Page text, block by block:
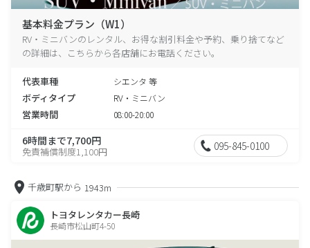
基本料金プラン（W1）
RV・ミニバンのレンタル、お得な割引料金や予約、乗り捨てなど
の詳細は、こちらから各店舗にお電話ください。
代表車種 シエンタ 等
ボディタイプ RV・ミニバン
営業時間 08:00-20:00
6時間まで7,700円
免責補償制度1,100円 095-845-0100
千歳町駅から 1943m
トヨタレンタカー長崎
長崎市松山町4-50